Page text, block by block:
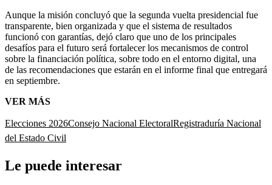
Aunque la misión concluyó que la segunda vuelta presidencial fue
transparente, bien organizada y que el sistema de resultados
funcionó con garantías, dejó claro que uno de los principales
desafíos para el futuro será fortalecer los mecanismos de control
sobre la financiación política, sobre todo en el entorno digital, una
de las recomendaciones que estarán en el informe final que entregará
en septiembre.
VER MÁS
Elecciones 2026Consejo Nacional ElectoralRegistraduría Nacional
del Estado Civil
Le puede interesar